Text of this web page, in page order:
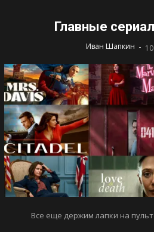
Главные
Иван Шапкин -
Все еще держим лапки на